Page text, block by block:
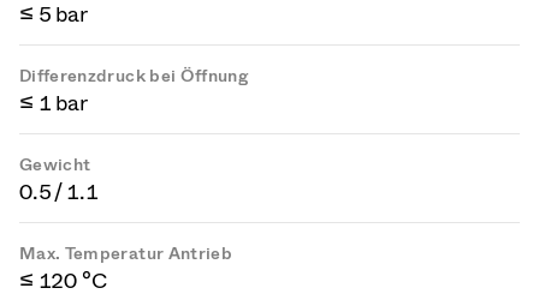
≤ 5 bar
Differenzdruck bei Öffnung
≤ 1 bar
Gewicht
0.5 / 1.1
Max. Temperatur Antrieb
≤ 120 °C